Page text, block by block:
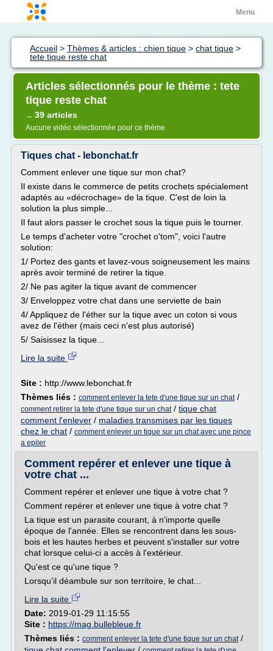
Menu
Accueil > Thèmes & articles : chien tique > chat tique >
tete tique reste chat
Articles sélectionnés pour le thème : tete
tique reste chat
→ 39 articles
Aucune vidéo sélectionnée pour ce thème
Tiques chat - lebonchat.fr
Comment enlever une tique sur mon chat?
Il existe dans le commerce de petits crochets spécialement
adaptés au «décrochage» de la tique. C'est de loin la
solution la plus simple...
Il faut alors passer le crochet sous la tique puis le tourner.
Le temps d'acheter votre "crochet o'tom", voici l'autre
solution:
1/ Portez des gants et lavez-vous soigneusement les mains
après avoir terminé de retirer la tique.
2/ Ne pas agiter la tique avant de commencer
3/ Enveloppez votre chat dans une serviette de bain
4/ Appliquez de l'éther sur la tique avec un coton si vous
avez de l'éther (mais ceci n'est plus autorisé)
5/ Saisissez la tique...
Lire la suite
Site : http://www.lebonchat.fr
Thèmes liés : comment enlever la tete d'une tique sur un chat/
comment retirer la tete d'une tique sur un chat/ tique chat
comment l'enlever / maladies transmises par les tiques
chez le chat / comment enlever un tique sur un chat avec une pince
a epiler
Comment repérer et enlever une tique à
votre chat ...
Comment repérer et enlever une tique à votre chat ?
Comment repérer et enlever une tique à votre chat ?
La tique est un parasite courant, à n'importe quelle
époque de l'année. Elles se rencontrent dans les sous-
bois et les hautes herbes et peuvent s'installer sur votre
chat lorsque celui-ci a accès à l'extérieur.
Qu'est ce qu'une tique ?
Lorsqu'il déambule sur son territoire, le chat...
Lire la suite
Date: 2019-01-29 11:15:55
Site : https://mag.bullebleue.fr
Thèmes liés : comment enlever la tete d'une tique sur un chat/